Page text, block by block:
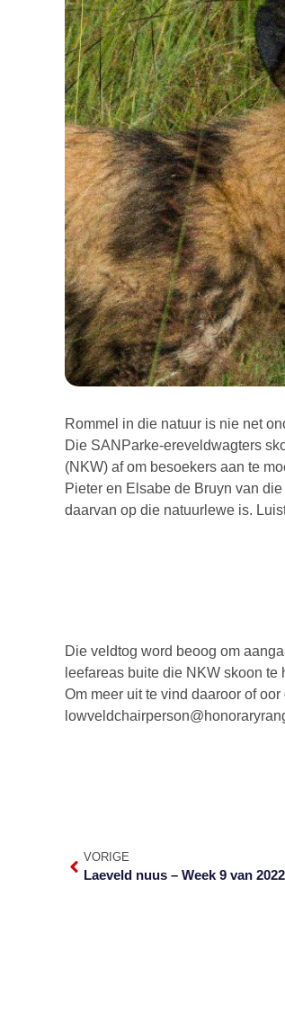
Rommel in die natuur is nie net
Die SANParke-ereveldwagters
(NKW) af om besoekers aan te
Pieter en Elsabe de Bruyn van
daarvan op die natuurlewe is.
Die veldtog word beoog om
leefareas buite die NKW skoon te
Om meer uit te vind daaroor of
VORIGE
Laeveld nuus – Week 9 van 2022